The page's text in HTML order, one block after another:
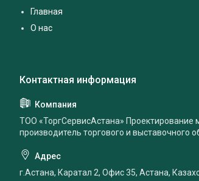
Главная
О нас
ТОО «ТоргСервисАстана» Проектирование
производитель торгового и выставочного
г.Астана, Каратал 2, Офис 35, Астана,